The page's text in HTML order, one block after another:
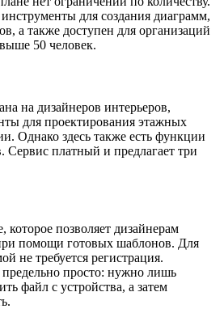
для создания диаграмм,
а также доступен для организаций
50 человек.
на дизайнеров интерьеров,
для проектирования этажных
Однако здесь также есть функции
Сервис платный и предлагает три
которое позволяет дизайнерам
помощи готовых шаблонов. Для
не требуется регистрация.
предельно просто: нужно лишь
файл с устройства, а затем